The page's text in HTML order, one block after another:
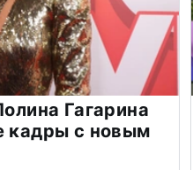
Гагарина
кадры с новым